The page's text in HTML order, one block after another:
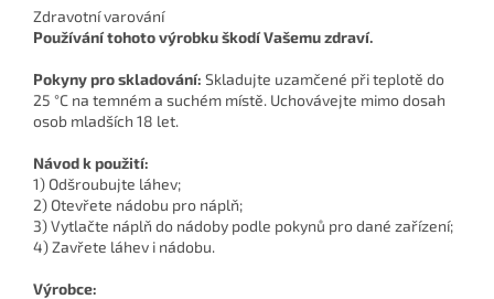
Zdravotní varování
Používání tohoto výrobku škodí Vašemu zdraví.
Pokyny pro skladování: Skladujte uzamčené při teplotě do
25 °C na temném a suchém místě. Uchovávejte mimo dosah
osob mladších 18 let.
Návod k použití:
1) Odšroubujte láhev;
2) Otevřete nádobu pro náplň;
3) Vytlačte náplň do nádoby podle pokynů pro dané zařízení;
4) Zavřete láhev i nádobu.
Výrobce: